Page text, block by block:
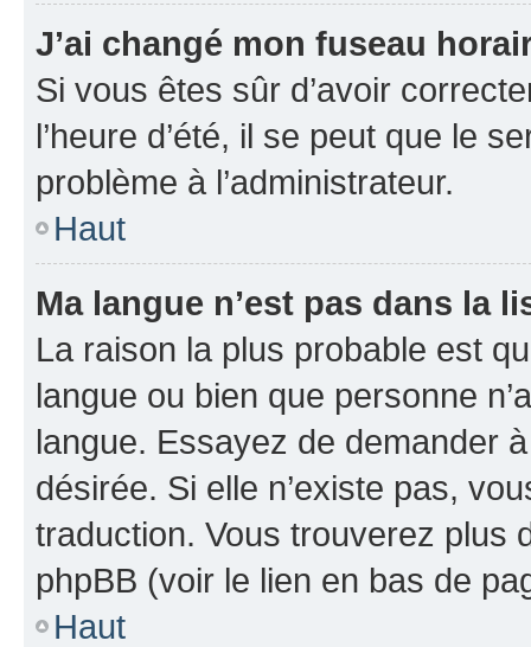
J’ai changé mon fuseau
Si vous êtes sûr d’avoir
l’heure d’été, il se peut que le
problème à l’administrateur.
Haut
Ma langue n’est pas dans la
La raison la plus probable est
langue ou bien que personne
langue. Essayez de demander
désirée. Si elle n’existe pas,
traduction. Vous trouverez plus
phpBB (voir le lien en bas de
Haut